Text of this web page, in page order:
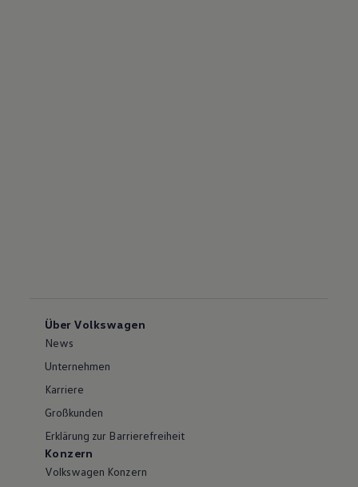
Über Volkswagen
News
Unternehmen
Karriere
Großkunden
Erklärung zur Barrierefreiheit
Konzern
Volkswagen Konzern